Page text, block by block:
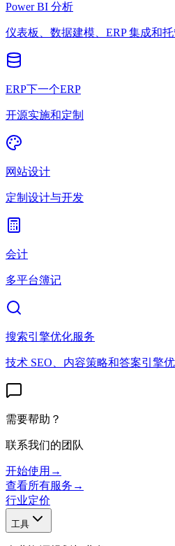
Power BI 分析
仪表板、数据建模、ERP 集成和托
ERP下一个ERP
开源实施和定制
网站设计
定制设计与开发
会计
多平台簿记
搜索引擎优化服务
技术 SEO、内容策略和答案引擎
需要帮助？
联系我们的团队
开始使用 →
查看所有服务 →
行业定价
工具